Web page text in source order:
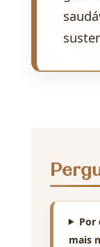
Por
mais